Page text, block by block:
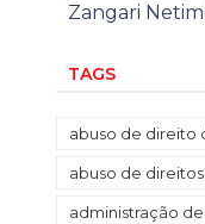
Zangari
TAGS
abuso de direito
abuso de
administração